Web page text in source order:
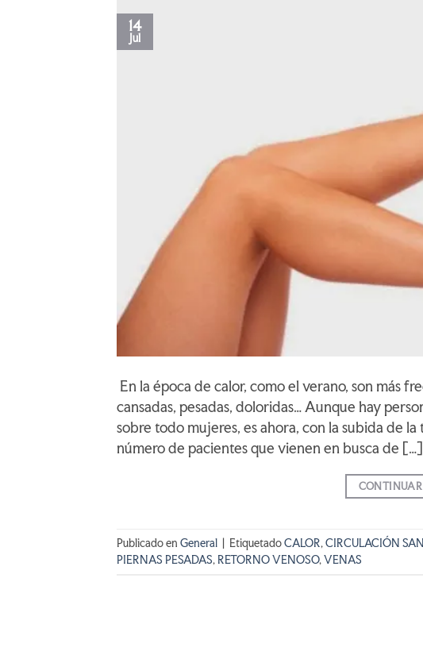
14
Jul
En la época de calor, como el verano, son más
cansadas, pesadas, doloridas… Aunque hay
sobre todo mujeres, es ahora, con la subida de
número de pacientes que vienen en busca de […]
Publicado en General | EtiquetadoCALOR, CIRCULACIÓN
PIERNAS PESADAS, RETORNO VENOSO, VENAS